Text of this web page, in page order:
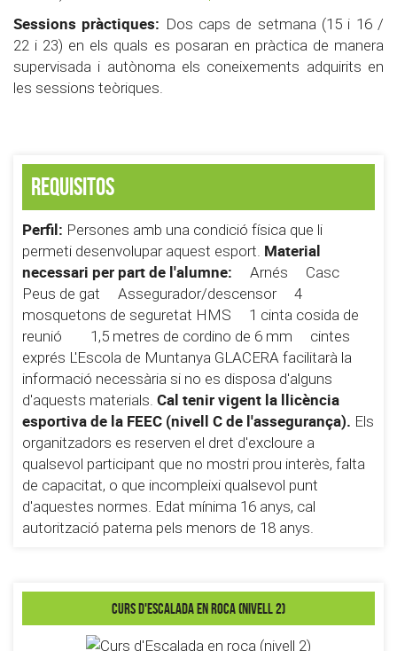
Sessions pràctiques: Dos caps de setmana (15 i 16 /
22 i 23) en els quals es posaran en pràctica de manera
supervisada i autònoma els coneixements adquirits en
les sessions teòriques.
Requisitos
Perfil: Persones amb una condició física que li
permeti desenvolupar aquest esport. Material
necessari per part de l'alumne: Arnés Casc
Peus de gat Assegurador/descensor 4
mosquetons de seguretat HMS 1 cinta cosida de
reunió 1,5 metres de cordino de 6 mm cintes
exprés L'Escola de Muntanya GLACERA facilitarà la
informació necessària si no es disposa d'alguns
d'aquests materials. Cal tenir vigent la llicència
esportiva de la FEEC (nivell C de l'assegurança). Els
organitzadors es reserven el dret d'excloure a
qualsevol participant que no mostri prou interès, falta
de capacitat, o que incompleixi qualsevol punt
d'aquestes normes. Edat mínima 16 anys, cal
autorització paterna pels menors de 18 anys.
Curs d'Escalada en roca (nivell 2)